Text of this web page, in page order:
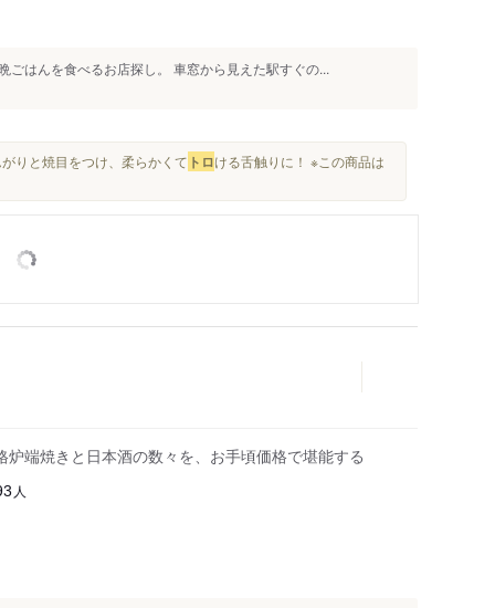
はんを食べるお店探し。 車窓から見えた駅すぐの...
りと焼目をつけ、柔らかくて トロける舌触りに！ ※この商品は
端焼きと日本酒の数々を、お手頃価格で堪能する
人